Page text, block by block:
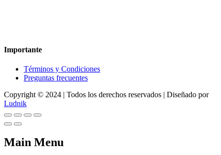
Importante
Términos y Condiciones
Preguntas frecuentes
Copyright © 2024 | Todos los derechos reservados | Diseñado por
Ludnik
Main Menu